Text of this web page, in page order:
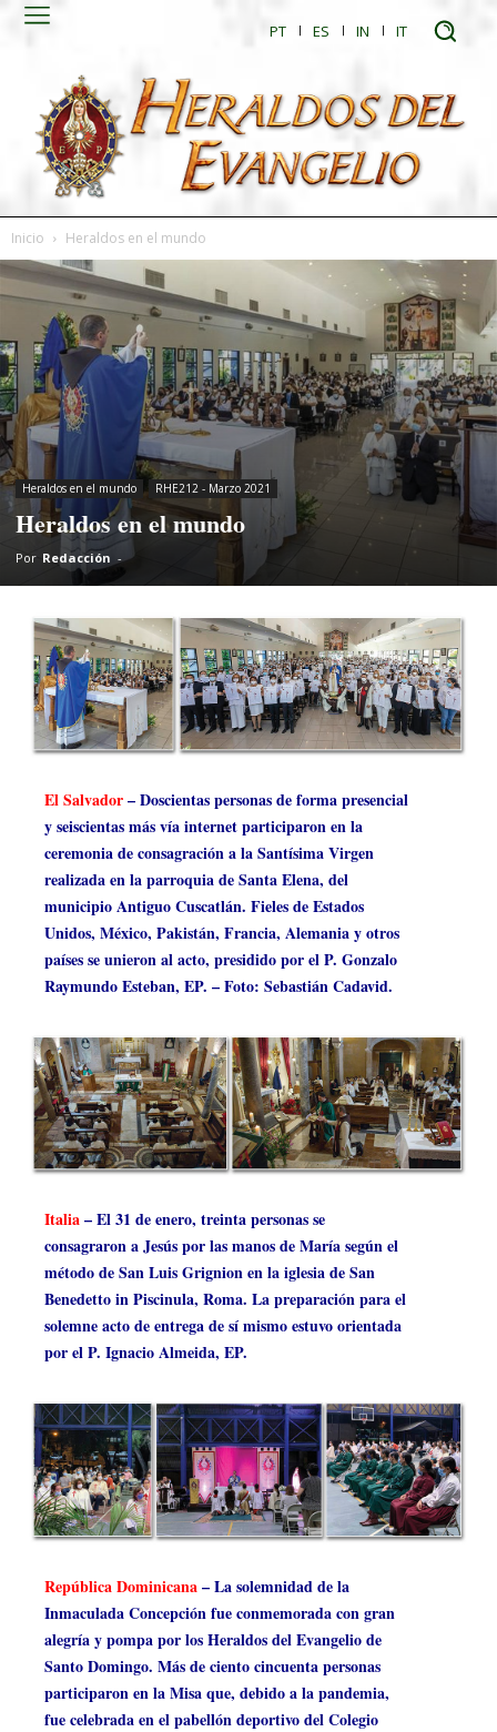
PT ES IN IT
Inicio Heraldos en el mundo
Heraldos en el mundo RHE212 - Marzo 2021
Heraldos en el mundo
Por Redacción -
El Salvador– Doscientas personas de forma presencial
y seiscientas más vía internet participaron en la
ceremonia de consagración a la Santísima Virgen
realizada en la parroquia de Santa Elena, del
municipio Antiguo Cuscatlán. Fieles de Estados
Unidos, México, Pakistán, Francia, Alemania y otros
países se unieron al acto, presidido por el P. Gonzalo
Raymundo Esteban, EP. – Foto: Sebastián Cadavid.
Italia– El 31 de enero, treinta personas se
consagraron a Jesús por las manos de María según el
método de San Luis Grignion en la iglesia de San
Benedetto in Piscinula, Roma. La preparación para el
solemne acto de entrega de sí mismo estuvo orientada
por el P. Ignacio Almeida, EP.
República Dominicana– La solemnidad de la
Inmaculada Concepción fue conmemorada con gran
alegría y pompa por los Heraldos del Evangelio de
Santo Domingo. Más de ciento cincuenta personas
participaron en la Misa que, debido a la pandemia,
fue celebrada en el pabellón deportivo del Colegio